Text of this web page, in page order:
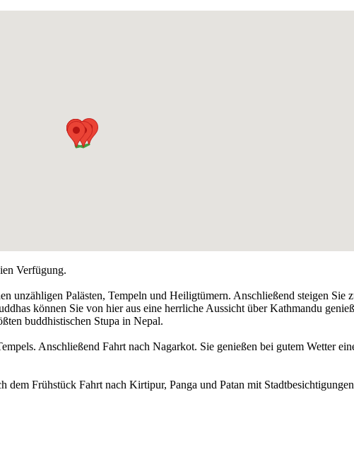
Verfügung.
unzähligen Palästen, Tempeln und Heiligtümern. Anschließend steigen Sie
können Sie von hier aus eine herrliche Aussicht über Kathmandu
buddhistischen Stupa in Nepal.
Anschließend Fahrt nach Nagarkot. Sie genießen bei gutem Wetter
dem Frühstück Fahrt nach Kirtipur, Panga und Patan mit